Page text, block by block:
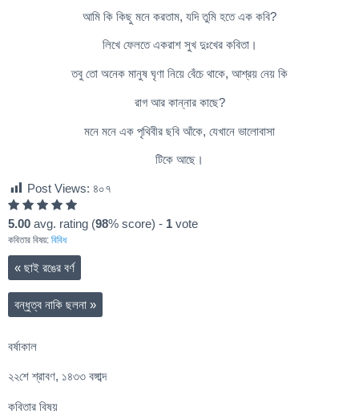
আমি কি কিছু মনে করতাম, যদি তুমি হতে এক কবি?
লিখে ফেলতে একরাশ সুখ দুঃখের কবিতা।
তবু তো অনেক মানুষ ঘৃণা নিয়ে বেঁচে থাকে, আশ্রয় নেয় কি
রাগ আর কান্নার কাছে?
মনে মনে এক পৃথিবীর ছবি আঁকে, যেখানে ভালোবাসা
টিকে আছে।
Post Views: ৪০৭
5.00 avg. rating (98% score) - 1 vote
কবিতার বিষয়: বিবিধ
« ছাই রঙের বর্ণ
বন্ধুত্ব নাকি ছলনা »
বর্ষাকাল
২২শে শ্রাবণ, ১৪৩৩ বঙ্গাব্দ
কবিতার বিষয়